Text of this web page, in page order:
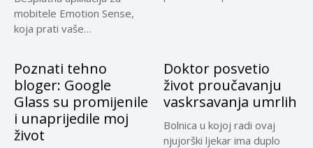
mobitele Emotion Sense,
koja prati vaše
Poznati tehno
bloger: Google
Glass su promijenile
i unaprijedile moj
život
Doktor posvetio
život proučavanju
vaskrsavanja umrlih
Bolnica u kojoj radi ovaj
njujorški ljekar ima duplo